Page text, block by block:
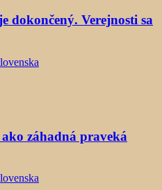
Verejnosti sa
záhadná praveká